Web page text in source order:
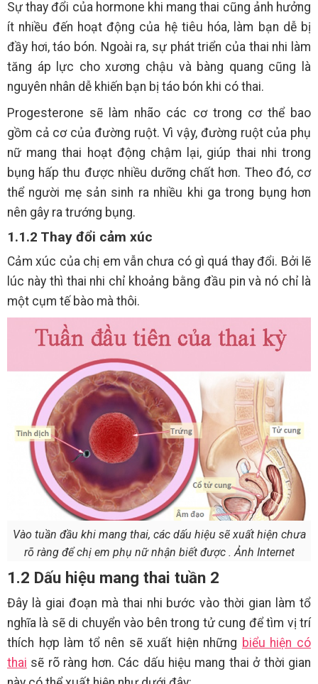
Sự thay đổi của hormone khi mang thai cũng ảnh hưởng
ít nhiều đến hoạt động của hệ tiêu hóa, làm bạn dễ bị
đầy hơi, táo bón. Ngoài ra, sự phát triển của thai nhi làm
tăng áp lực cho xương chậu và bàng quang cũng là
nguyên nhân dễ khiến bạn bị táo bón khi có thai.
Progesterone sẽ làm nhão các cơ trong cơ thể bao
gồm cả cơ của đường ruột. Vì vậy, đường ruột của phụ
nữ mang thai hoạt động chậm lại, giúp thai nhi trong
bụng hấp thu được nhiều dưỡng chất hơn. Theo đó, cơ
thể người mẹ sản sinh ra nhiều khi ga trong bụng hơn
nên gây ra trướng bụng.
1.1.2 Thay đổi cảm xúc
Cảm xúc của chị em vẫn chưa có gì quá thay đổi. Bởi lẽ
lúc này thì thai nhi chỉ khoảng bằng đầu pin và nó chỉ là
một cụm tế bào mà thôi.
Vào tuần đầu khi mang thai, các dấu hiệu sẽ xuất hiện chưa
rõ ràng để chị em phụ nữ nhận biết được . Ảnh Internet
1.2 Dấu hiệu mang thai tuần 2
Đây là giai đoạn mà thai nhi bước vào thời gian làm tổ
nghĩa là sẽ di chuyển vào bên trong tử cung để tìm vị trí
thích hợp làm tổ nên sẽ xuất hiện những biểu hiện có
thai sẽ rõ ràng hơn. Các dấu hiệu mang thai ở thời gian